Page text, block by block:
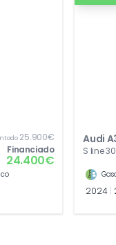
25.900€
Financiado
24.400€
Audi
S line 30
2024